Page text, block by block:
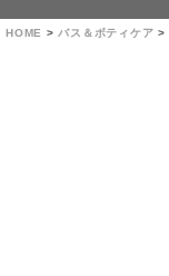
HOME バス＆ボティケア